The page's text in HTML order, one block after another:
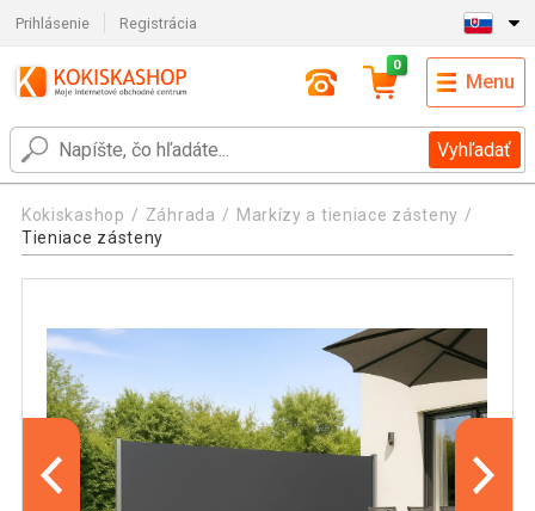
Prihlásenie Registrácia
Vyhľadať
0
Menu
Kokiskashop Záhrada
Markízy a tieniace zásteny
Tieniace zásteny